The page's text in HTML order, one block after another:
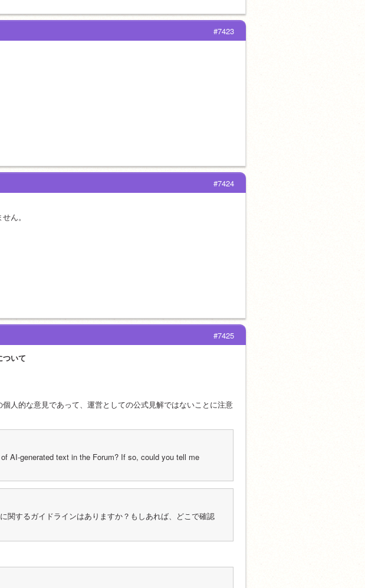
#7423
#7424
ん。
#7425
ついて
人的な意見であって、運営としての公式見解ではないことに注意
AI-generated text in the Forum? If so, could you tell me
関するガイドラインはありますか？もしあれば、どこで確認